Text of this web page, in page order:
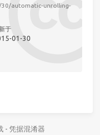
automatic-unrolling-
于
01-30
- 凭据混淆器